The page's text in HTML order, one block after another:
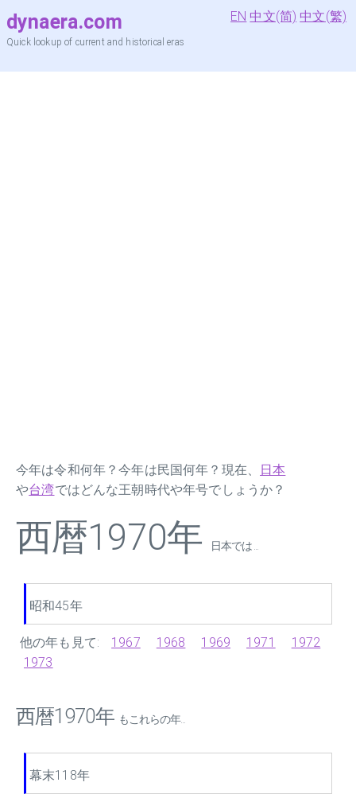
dynaera.com
Quick lookup of current and historical eras
EN 中文(简) 中文(繁)
今年は令和何年？今年は民国何年？現在、
日本
や台湾ではどんな王朝時代や年号でしょうか？
西暦1970年 日本では ...
昭和45年
他の年も見て: 1967 1968 1969 1971
1972
1973
西暦1970年 もこれらの年...
幕末118年